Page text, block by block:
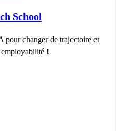
School
pour changer de trajectoire et
!